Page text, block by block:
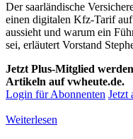
Der saarländische
einen digitalen Kfz-Tarif
aussieht und warum ein
sei, erläutert Vorstand
Jetzt Plus-Mitglied
Artikeln auf vwheute.de.
Login für Abonnenten Jetzt
Weiterlesen